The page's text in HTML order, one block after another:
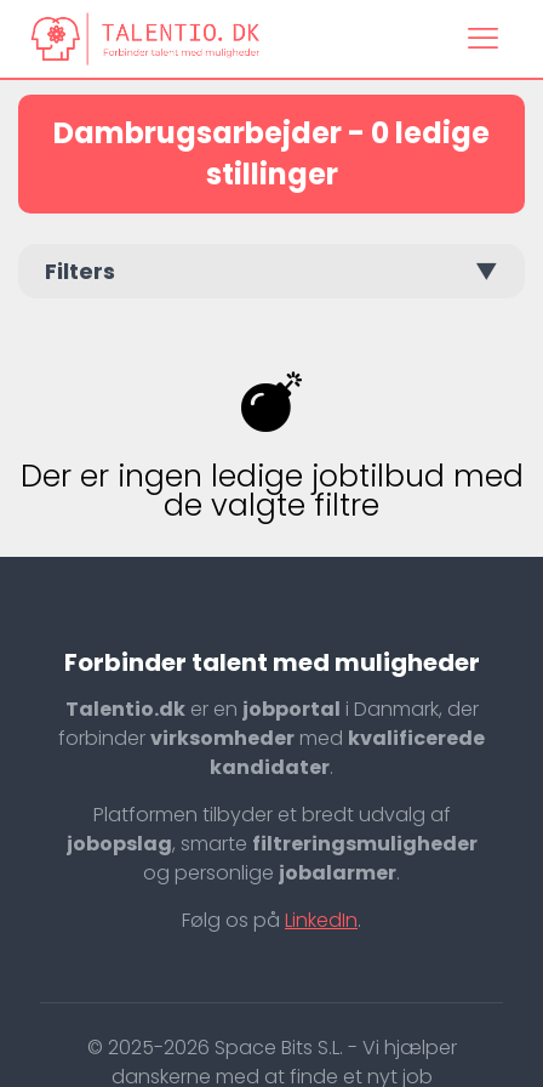
Dambrugsarbejder - 0 ledige
stillinger
Filters ▼
Der er ingen ledige jobtilbud med
de valgte filtre
Forbinder talent med muligheder
Talentio.dker en jobportal i Danmark, der
forbindervirksomheder med kvalificerede
kandidater.
Platformen tilbyder et bredt udvalg af
jobopslag, smarte filtreringsmuligheder
og personlige jobalarmer.
Følg os på LinkedIn.
© 2025-2026 Space Bits S.L. - Vi hjælper
danskerne med at finde et nyt job